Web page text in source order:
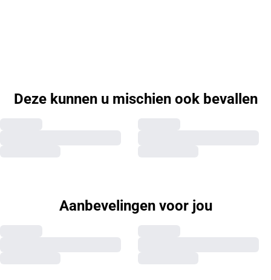
Deze kunnen u mischien ook bevallen
Aanbevelingen voor jou